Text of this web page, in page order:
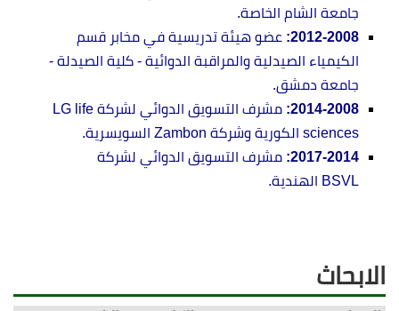
جامعة الشام الخاصة.
2012-2008: عضو هيئة تدريسية في مخابر قسم
الكيمياء الصيدلية والمراقبة الدوائية - كلية الصيدلة -
جامعة دمشق.
2014-2008: مشرف التسويق الدوائي لشركة LG life
sciences الكورية وشركة Zambon السويسرية.
2017-2014: مشرف التسويق الدوائي لشركة
BSVL الهندية.
الابحاث